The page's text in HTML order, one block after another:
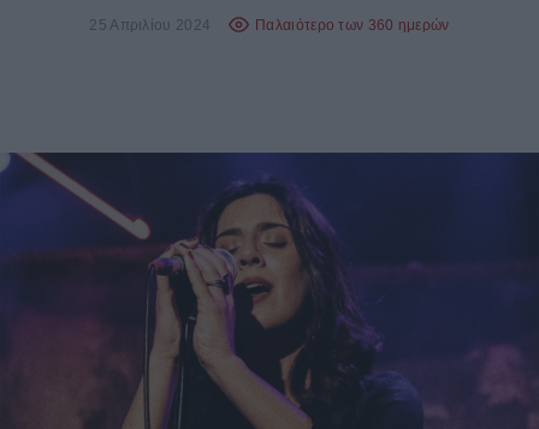
25 Απριλίου 2024 Παλαιότερο των 360 ημερών